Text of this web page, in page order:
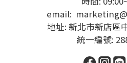
email:
地址: 新北市新店區
統一編號: